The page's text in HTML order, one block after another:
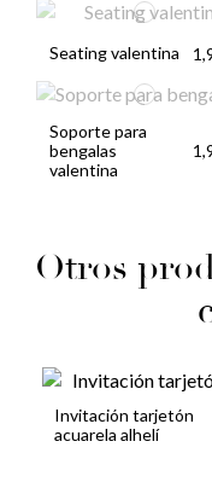
Seating valentina
Soporte para
bengalas
valentina
Otros
Invitación tarjetón
acuarela alhelí